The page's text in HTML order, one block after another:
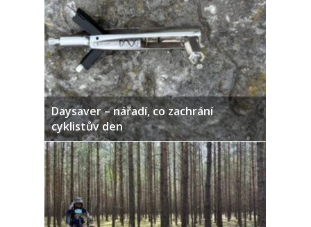
Daysaver – nářadí, co zachrání
cyklistův den